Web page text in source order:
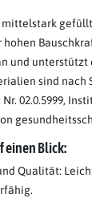
mittelstark
hohen
und
sind nach
02.0.5999,
einen Blick:
Qualität: